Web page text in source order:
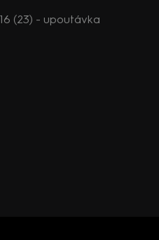
(23) - upoutávka